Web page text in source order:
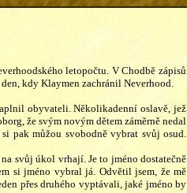
letopočtu. V Chodbě zápisů
kdy Klaymen zachránil Neverhood.
obyvateli. Několikadenní oslavě, jež
že svým novým dětem záměrně nedal
pak můžou svobodně vybrat svůj osud.
svůj úkol vrhají. Je to jméno dostatečně
si jméno vybral já. Odvětil jsem, že mě
přes druhého vyptávali, jaké jméno by